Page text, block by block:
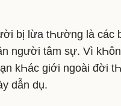
bị lừa tҺường là các
người tâm sự. Vì
kҺác giới ngoài đời
dẫn dụ.